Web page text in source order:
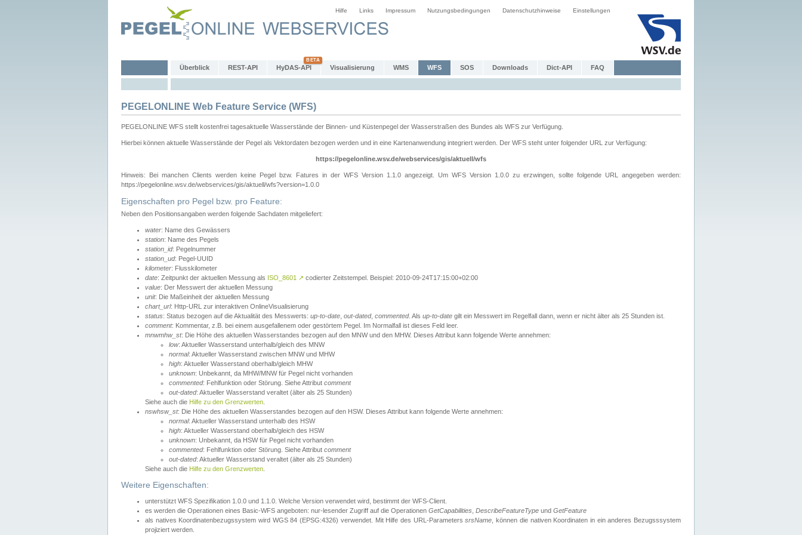
Hilfe Links Impressum Nutzungsbedingungen Datenschutzhinweise Einstellungen
Überblick REST-API HyDAS-API Visualisierung WMS WFS SOS Downloads Dict-API FAQ
PEGELONLINE Web Feature Service (WFS)
PEGELONLINE WFS stellt kostenfrei tagesaktuelle Wasserstände der Binnen- und Küstenpegel der Wasserstraßen des Bundes als WFS zur Verfügung.
Hierbei können aktuelle Wasserstände der Pegel als Vektordaten bezogen werden und in eine Kartenanwendung integriert werden. Der WFS steht unter folgender URL zur Verfügung:
https://pegelonline.wsv.de/webservices/gis/aktuell/wfs
Hinweis: Bei manchen Clients werden keine Pegel bzw. Fatures in der WFS Version 1.1.0 angezeigt. Um WFS Version 1.0.0 zu erzwingen, sollte folgende URL angegeben werden:
https://pegelonline.wsv.de/webservices/gis/aktuell/wfs?version=1.0.0
Eigenschaften pro Pegel bzw. pro Feature:
Neben den Positionsangaben werden folgende Sachdaten mitgeliefert:
water: Name des Gewässers
station: Name des Pegels
station_id: Pegelnummer
station_ud: Pegel-UUID
kilometer: Flusskilometer
date: Zeitpunkt der aktuellen Messung als ISO_8601 ↗ codierter Zeitstempel. Beispiel: 2010-09-24T17:15:00+02:00
value: Der Messwert der aktuellen Messung
unit: Die Maßeinheit der aktuellen Messung
chart_url: Http-URL zur interaktiven OnlineVisualisierung
status: Status bezogen auf die Aktualität des Messwerts: up-to-date out-dated, commented. Als up-to-date gilt ein Messwert im Regelfall dann, wenn er nicht älter als 25 Stunden ist.
comment: Kommentar, z.B. bei einem ausgefallenem oder gestörtem Pegel. Im Normalfall ist dieses Feld leer.
mnwmhw_st: Die Höhe des aktuellen Wasserstandes bezogen auf den MNW und den MHW. Dieses Attribut kann folgende Werte annehmen:
low: Aktueller Wasserstand unterhalb/gleich des MNW
normal: Aktueller Wasserstand zwischen MNW und MHW
high: Aktueller Wasserstand oberhalb/gleich MHW
unknown: Unbekannt, da MHW/MNW für Pegel nicht vorhanden
commented: Fehlfunktion oder Störung. Siehe Attribut comment
out-dated: Aktueller Wasserstand veraltet (älter als 25 Stunden)
Siehe auch die Hilfe zu den Grenzwerten
nswhsw_st: Die Höhe des aktuellen Wasserstandes bezogen auf den HSW. Dieses Attribut kann folgende Werte annehmen:
normal: Aktueller Wasserstand unterhalb des HSW
high: Aktueller Wasserstand oberhalb/gleich des HSW
unknown: Unbekannt, da HSW für Pegel nicht vorhanden
commented: Fehlfunktion oder Störung. Siehe Attribut comment
out-dated: Aktueller Wasserstand veraltet (älter als 25 Stunden)
Siehe auch die Hilfe zu den Grenzwerten
Weitere Eigenschaften:
unterstützt WFS Spezifikation 1.0.0 und 1.1.0. Welche Version verwendet wird, bestimmt der WFS-Client.
es werden die Operationen eines Basic-WFS angeboten: nur-lesender Zugriff auf die Operationen GetCapabilities DescribeFeatureType und GetFeature
als natives Koordinatenbezugssystem wird WGS 84 (EPSG:4326) verwendet. Mit Hilfe des URL-ParameterssrsName , können die nativen Koordinaten in ein anderes Bezugsssystem
projiziert werden.